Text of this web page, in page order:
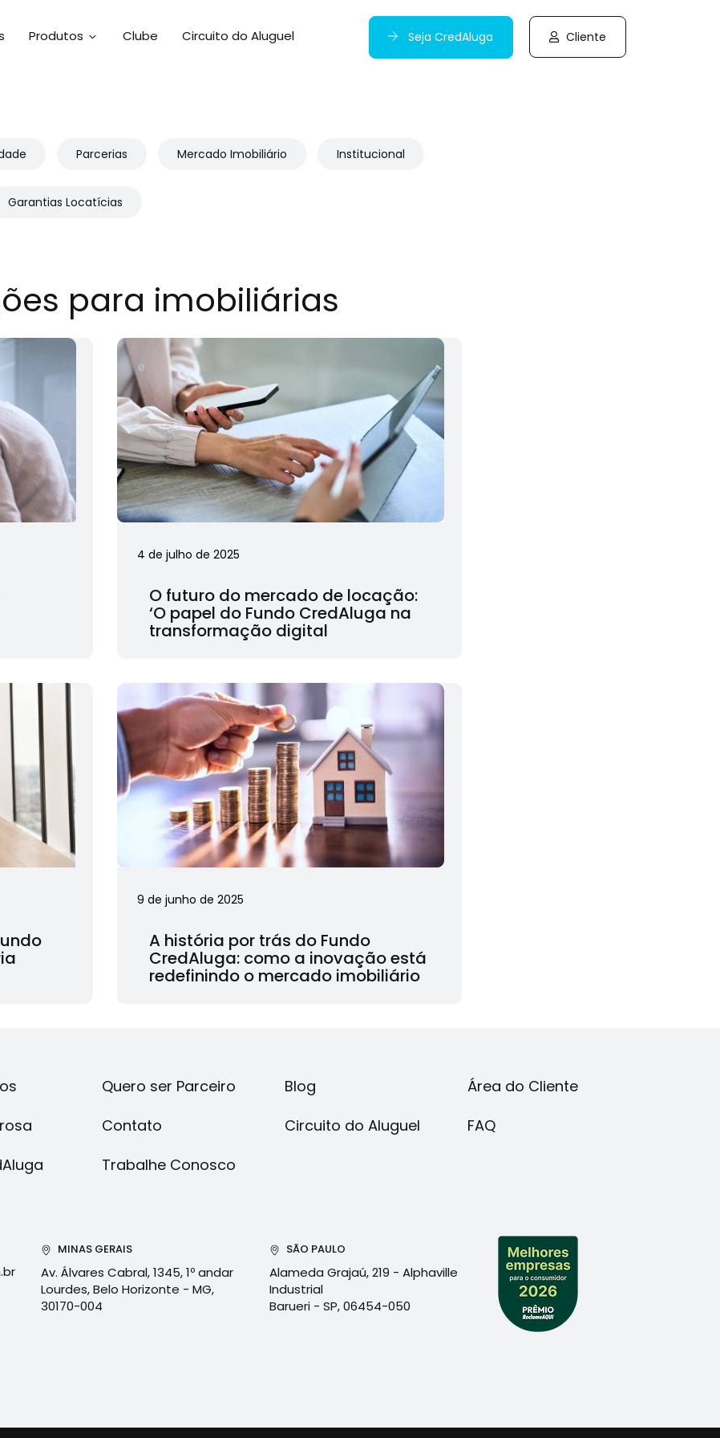
Produtos Clube Circuito do Aluguel Seja CredAluga Cliente
Parcerias Mercado Imobiliário Institucional
Garantias Locatícias
para imobiliárias
4 de julho de 2025
O futuro do mercado de locação:
‘O papel do Fundo CredAluga na
transformação digital
9 de junho de 2025
A história por trás do Fundo
CredAluga: como a inovação está
redefinindo o mercado imobiliário
Quero ser Parceiro
Contato
Trabalhe Conosco
Blog
Circuito do Aluguel
Área do Cliente
FAQ
MINAS GERAIS
Av. Álvares Cabral, 1345, 1º andar
Lourdes, Belo Horizonte - MG,
30170-004
SÃO PAULO
Alameda Grajaú, 219 - Alphaville
Industrial
Barueri - SP, 06454-050